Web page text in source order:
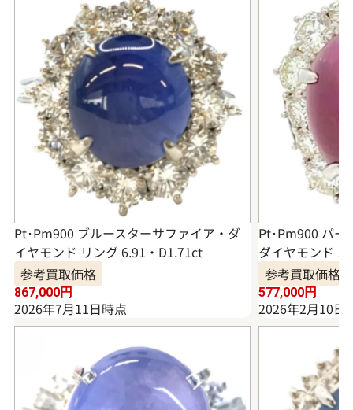
Pt･Pm900 ブルースターサファイア・ダ
イヤモンド リング 6.91・D1.71ct
参考買取価格
867,000円
2026年7月11日時点
Pt･Pm900 パー
ダイヤモンド
参考買取価格
577,000円
2026年2月10日